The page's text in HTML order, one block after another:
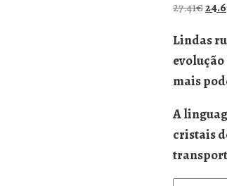
27.41€
Lindas
mais
A
cristais